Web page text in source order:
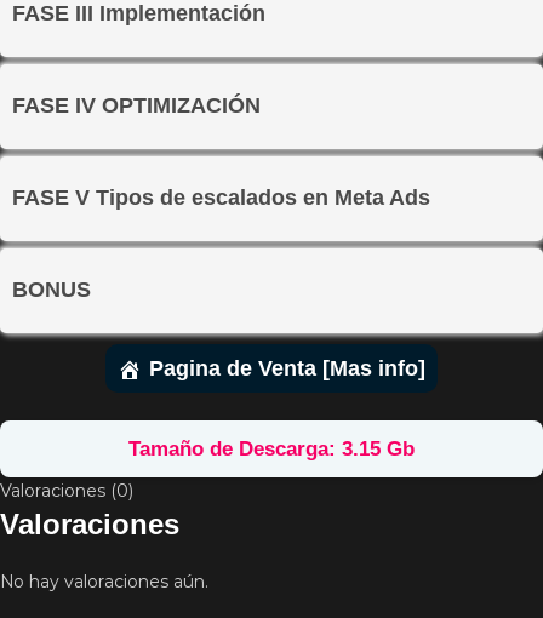
FASE III Implementación
FASE IV OPTIMIZACIÓN
FASE V Tipos de escalados en Meta Ads
BONUS
Pagina de Venta [Mas info]
Tamaño de Descarga: 3.15 Gb
Valoraciones (0)
Valoraciones
No hay valoraciones aún.